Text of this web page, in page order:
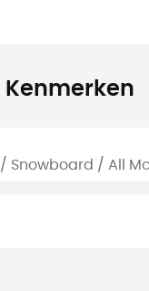
Snowboard / All